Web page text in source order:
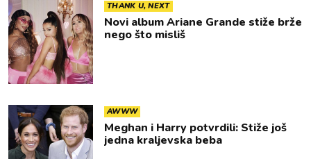
THANK U, NEXT
Novi album Ariane Grande stiže brže
nego što misliš
AWWW
Meghan i Harry potvrdili: Stiže još
jedna kraljevska beba